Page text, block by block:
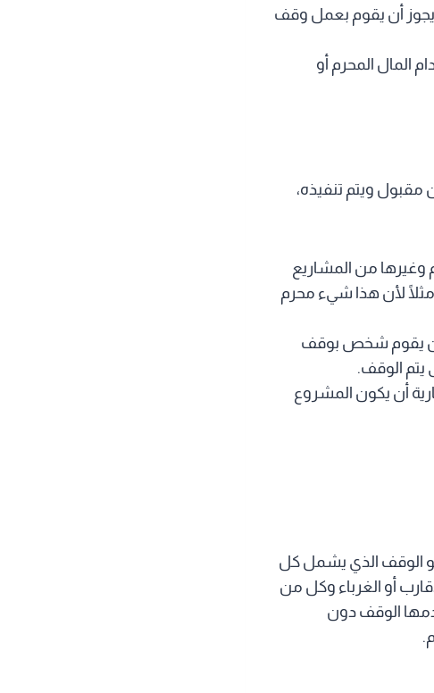
أن يقوم بعمل وقف
المال المحرم أو
ويتم تنفيذه،
وغيرها من المشاريع
مثلًا لأن هذا شيء محرم
أن يقوم شخص بوقف
الوقف.
أن يكون المشروع
الوقف الذي يشمل كل
أو الغرباء وكل من
الوقف دون